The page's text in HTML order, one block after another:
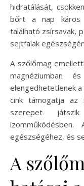
hidratálását,
bőrt a nap káros
található zsírsavak,
sejtfalak
A szőlőmag
magnéziumban
elengedhetetlenek
cink támogatja az
szerepet
egészségéhez, és
A